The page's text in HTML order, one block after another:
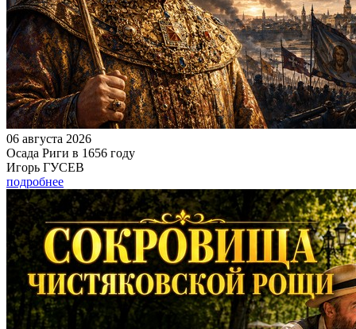
06 августа 2026
Осада Риги в 1656 году
Игорь ГУСЕВ
подробнее